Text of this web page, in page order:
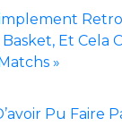
Et Cela
»
Pu Faire